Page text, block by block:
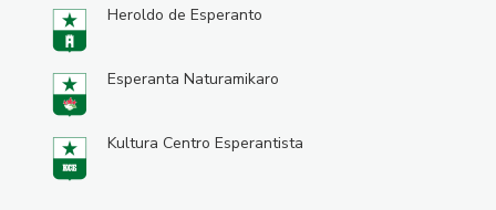
Heroldo de Esperanto
Esperanta Naturamikaro
Kultura Centro Esperantista